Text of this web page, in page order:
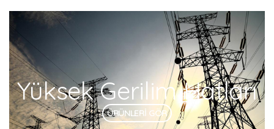
Yüksek Gerilim Hatları
ÜRÜNLERİ GÖR